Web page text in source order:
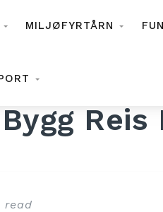
MILJØFYRTÅRN
Reis
read